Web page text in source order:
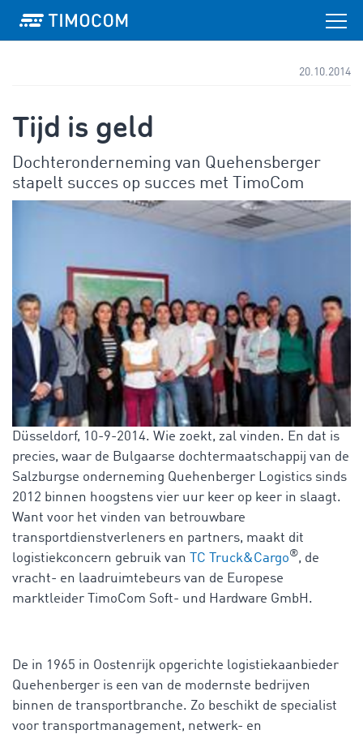
20.10.2014
Tijd is geld
Dochteronderneming van Quehensberger
stapelt succes op succes met TimoCom
Düsseldorf, 10-9-2014. Wie zoekt, zal vinden. En dat is
precies, waar de Bulgaarse dochtermaatschappij van de
Salzburgse onderneming Quehenberger Logistics sinds
2012 binnen hoogstens vier uur keer op keer in slaagt.
Want voor het vinden van betrouwbare
transportdienstverleners en partners, maakt dit
logistiekconcern gebruik van
TC Truck&Cargo®, de
vracht- en laadruimtebeurs van de Europese
marktleider TimoCom Soft- und Hardware GmbH.
De in 1965 in Oostenrijk opgerichte logistiekaanbieder
Quehenberger is een van de modernste bedrijven
binnen de transportbranche. Zo beschikt de specialist
voor transportmanagement, netwerk- en